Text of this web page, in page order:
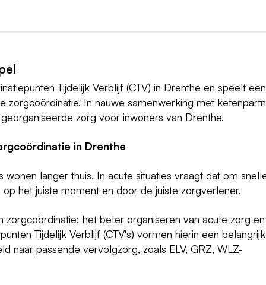
Tijdelijk Verblijf (CTV) in Drenthe en speelt een
zorgcoördinatie. In nauwe samenwerking met
zorg voor inwoners van Drenthe.
in Drenthe
langer thuis. In acute situaties vraagt dat om
het juiste moment en door de juiste zorgverlener.
het beter organiseren van acute zorg en
Tijdelijk Verblijf (CTV's) vormen hierin een
naar passende vervolgzorg, zoals ELV, GRZ, WLZ-